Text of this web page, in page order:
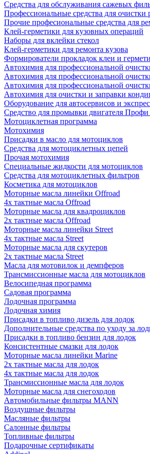
Средства для обслуживания сажевых
Профессиональные средства для очистки
Прочие професиональные средства для
Клей-герметики для кузовных операций
Наборы для вклейки стекол
Клей-герметики для ремонта кузова
Формирователи прокладок клеи и
Автохимия для профессиональной
Автохимия для профессиональной
Автохимия для профессиональной
Автохимия для очистки и заправки
Оборудование для автосервисов и
Средство для промывки двигателя
Мотоциклетная программа
Мотохимия
Присадки в масло для мотоциклов
Средства для мотоциклетных цепей
Прочая мотохимия
Специальные жидкости для мотоциклов
Средства для мотоциклетных фильтров
Косметика для мотоциклов
Моторные масла линейки Offroad
4х тактные масла Offroad
Моторные масла для квадроциклов
2х тактные масла Offroad
Моторные масла линейки Street
4х тактные масла Street
Моторные масла для скутеров
2х тактные масла Street
Масла для мотовилок и демпферов
Трансмиссионные масла для мотоциклов
Велосипедная программа
Садовая программа
Лодочная программа
Лодочная химия
Присадки в топливо дизель для лодок
Дополнительные средства по уходу за
Присадки в топливо бензин для лодок
Консистентные смазки для лодок
Моторные масла линейки Marine
2х тактные масла для лодок
4х тактные масла для лодок
Трансмиссионные масла для лодок
Моторные масла для снегоходов
Автомобильные фильтры MANN
Воздушные фильтры
Масляные фильтры
Салонные фильтры
Топливные фильтры
Подарочные сертификаты